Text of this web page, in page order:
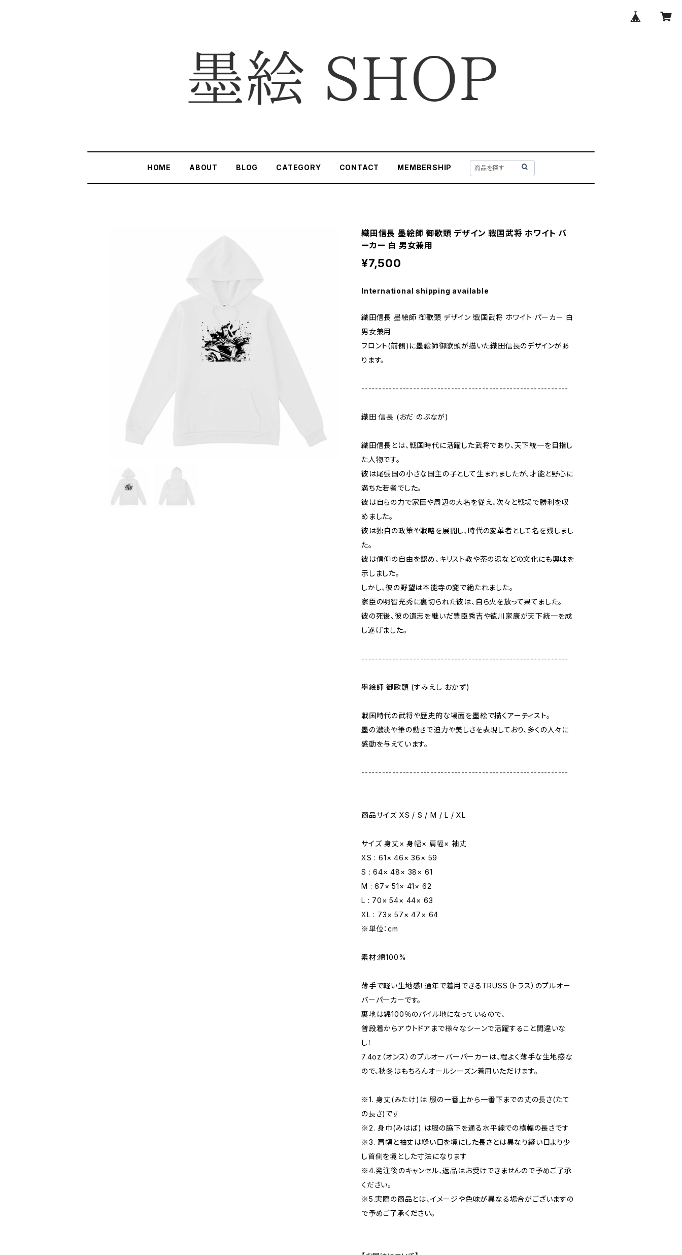
HOME ABOUT BLOG CATEGORY CONTACT MEMBERSHIP
織田信長 墨絵師 御歌頭 デザイン 戦国武将 ホワイト パ
ーカー 白 男女兼用
¥7,500
International shipping available
織田信長 墨絵師 御歌頭 デザイン 戦国武将 ホワイト パーカー 白
男女兼用
フロント(前側)に墨絵師御歌頭が描いた織田信長のデザインがあ
ります。
------------------------------------------------------------
織田 信長 (おだ のぶなが)
織田信長とは、戦国時代に活躍した武将であり、天下統一を目指し
た人物です。
彼は尾張国の小さな国主の子として生まれましたが、才能と野心に
満ちた若者でした。
彼は自らの力で家臣や周辺の大名を従え、次々と戦場で勝利を収
めました。
彼は独自の政策や戦略を展開し、時代の変革者として名を残しまし
た。
彼は信仰の自由を認め、キリスト教や茶の湯などの文化にも興味を
示しました。
しかし、彼の野望は本能寺の変で絶たれました。
家臣の明智光秀に裏切られた彼は、自ら火を放って果てました。
彼の死後、彼の遺志を継いだ豊臣秀吉や徳川家康が天下統一を成
し遂げました。
------------------------------------------------------------
墨絵師 御歌頭 (すみえし おかず)
戦国時代の武将や歴史的な場面を墨絵で描くアーティスト。
墨の濃淡や筆の動きで迫力や美しさを表現しており、多くの人々に
感動を与えています。
------------------------------------------------------------
商品サイズ XS / S / M / L / XL
サイズ 身丈× 身幅× 肩幅× 袖丈
XS : 61× 46× 36× 59
S : 64× 48× 38× 61
M : 67× 51× 41× 62
L : 70× 54× 44× 63
XL : 73× 57× 47× 64
※単位：cm
素材:綿100%
薄手で軽い生地感！通年で着用できるTRUSS（トラス）のプルオー
バーパーカーです。
裏地は綿100％のパイル地になっているので、
普段着からアウトドアまで様々なシーンで活躍すること間違いな
し！
7.4oz（オンス）のプルオーバーパーカーは、程よく薄手な生地感な
ので、秋冬はもちろんオールシーズン着用いただけます。
※1. 身丈(みたけ)は 服の一番上から一番下までの丈の長さ(たて
の長さ)です
※2. 身巾(みはば) は服の脇下を通る水平線での横幅の長さです
※3. 肩幅と袖丈は縫い目を境にした長さとは異なり縫い目より少
し首側を境とした寸法になります
※4.発注後のキャンセル、返品はお受けできませんので予めご了承
ください。
※5.実際の商品とは、イメージや色味が異なる場合がございますの
で予めご了承ください。